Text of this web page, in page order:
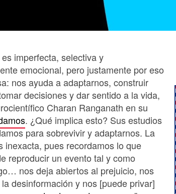
imperfecta, selectiva y
emocional, pero justamente por eso
nos ayuda a adaptarnos, construir
decisiones y dar sentido a la vida,
Charan Ranganath en su
. ¿Qué implica esto? Sus estudios
para sobrevivir y adaptarnos. La
inexacta, pues recordamos lo que
reproducir un evento tal y como
nos deja abiertos al prejuicio, nos
desinformación y nos [puede privar]